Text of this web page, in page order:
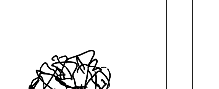
Vogelgezwitscher
Menschenmenge